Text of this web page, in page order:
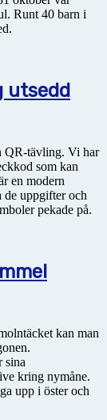
Runt 40 barn i
utsedd
QR-tävling. Vi har
som kan
en modern
de uppgifter och
pekade på.
kan man
sina
kring nymåne.
upp i öster och